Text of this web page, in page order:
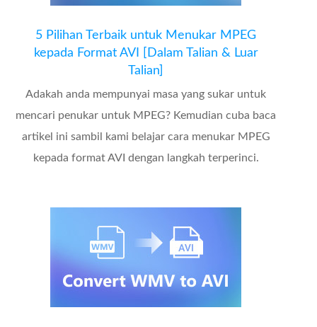
5 Pilihan Terbaik untuk Menukar MPEG
kepada Format AVI [Dalam Talian & Luar
Talian]
Adakah anda mempunyai masa yang sukar untuk
mencari penukar untuk MPEG? Kemudian cuba baca
artikel ini sambil kami belajar cara menukar MPEG
kepada format AVI dengan langkah terperinci.